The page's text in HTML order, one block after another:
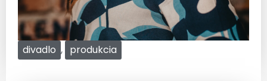
divadlo , produkcia